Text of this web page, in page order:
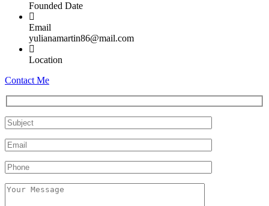
Founded Date
Email
yulianamartin86@mail.com
Location
Contact Me